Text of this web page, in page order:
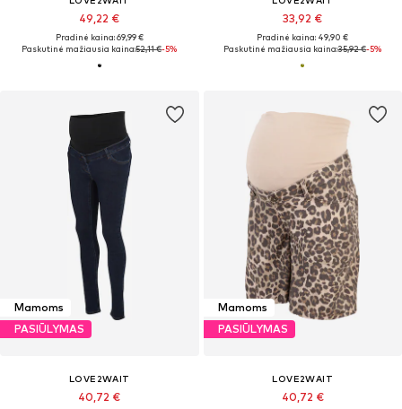
49,22 €
Pradinė kaina: 69,99 €
Paskutinė mažiausia kaina:52,11 €-5%
33,92 €
Pradinė kaina: 49,90 €
Paskutinė mažiausia kaina:35,92 €-5%
Mamoms
PASIŪLYMAS
LOVE2WAIT
40,72 €
Mamoms
PASIŪLYMAS
LOVE2WAIT
40,72 €